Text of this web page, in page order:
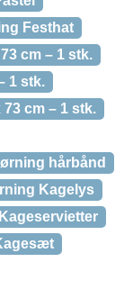
Festhat
cm – 1 stk.
1 stk.
cm – 1 stk.
hårbånd
Kagelys